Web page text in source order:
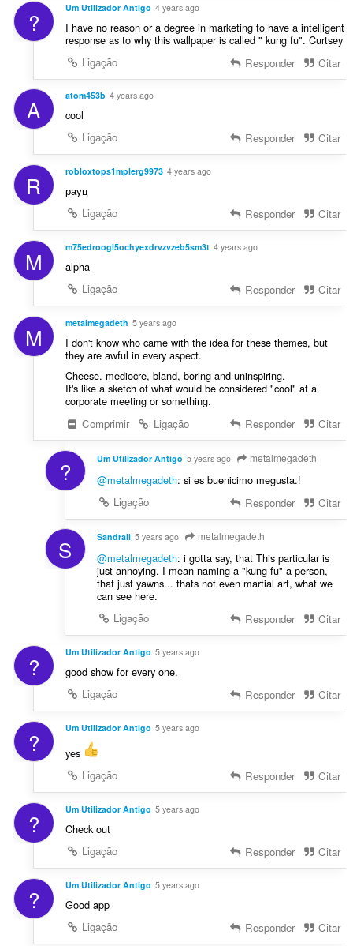
? Um Utilizador Antigo 4 years ago
I have no reason or a degree in marketing to have a intelligent
response as to why this wallpaper is called " kung fu". Curtsey
Ligação
Responder Citar
A atom453b 4 years ago
cool
Ligação
Responder Citar
R robloxtops1mplerg9973 4 years ago
рауц
Ligação
Responder Citar
M m75edroogl5ochyexdrvzvzeb5sm3t 4 years ago
alpha
Ligação
Responder Citar
M metalmegadeth 5 years ago
I don't know who came with the idea for these themes, but
they are awful in every aspect.
Cheese. mediocre, bland, boring and uninspiring.
It's like a sketch of what would be considered "cool" at a
corporate meeting or something.
Comprimir
Ligação Responder Citar
? Um Utilizador Antigo 5 years ago metalmegadeth
@metalmegadeth: si es buenicimo megusta.!
Ligação
Responder Citar
S Sandrail 5 years ago metalmegadeth
@metalmegadeth: i gotta say, that This particular is
just annoying. I mean naming a "kung-fu" a person,
that just yawns... thats not even martial art, what we
can see here.
Ligação
Responder Citar
? Um Utilizador Antigo 5 years ago
good show for every one.
Ligação
Responder Citar
? Um Utilizador Antigo 5 years ago
yes
Ligação
Responder Citar
? Um Utilizador Antigo 5 years ago
Check out
Ligação
Responder Citar
? Um Utilizador Antigo 5 years ago
Good app
Ligação
Responder Citar